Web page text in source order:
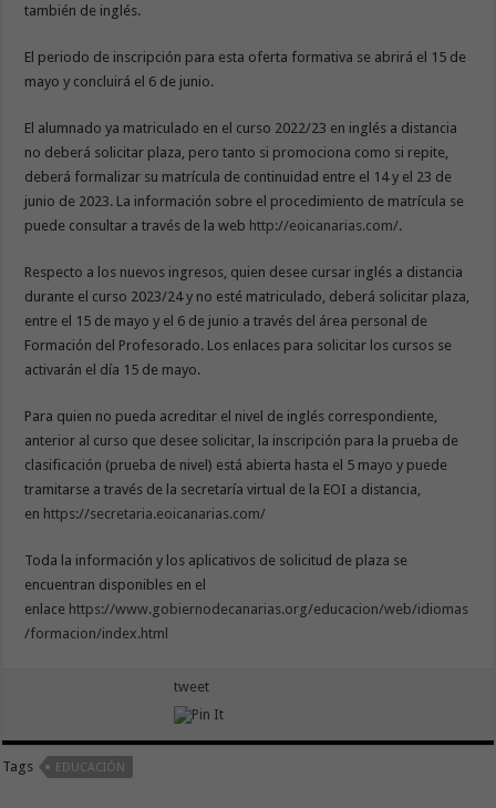
también de inglés.
El periodo de inscripción para esta oferta formativa se abrirá el 15 de
mayo y concluirá el 6 de junio.
El alumnado ya matriculado en el curso 2022/23 en inglés a distancia
no deberá solicitar plaza, pero tanto si promociona como si repite,
deberá formalizar su matrícula de continuidad entre el 14 y el 23 de
junio de 2023. La información sobre el procedimiento de matrícula se
puede consultar a través de la web http://eoicanarias.com/.
Respecto a los nuevos ingresos, quien desee cursar inglés a distancia
durante el curso 2023/24 y no esté matriculado, deberá solicitar plaza,
entre el 15 de mayo y el 6 de junio a través del área personal de
Formación del Profesorado. Los enlaces para solicitar los cursos se
activarán el día 15 de mayo.
Para quien no pueda acreditar el nivel de inglés correspondiente,
anterior al curso que desee solicitar, la inscripción para la prueba de
clasificación (prueba de nivel) está abierta hasta el 5 mayo y puede
tramitarse a través de la secretaría virtual de la EOI a distancia,
en https://secretaria.eoicanarias.com/
Toda la información y los aplicativos de solicitud de plaza se
encuentran disponibles en el
enlace https://www.gobiernodecanarias.org/educacion/web/idiomas
/formacion/index.html
tweet
Tags EDUCACIÓN